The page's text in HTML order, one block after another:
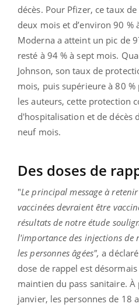
décès. Pour Pfizer, ce taux
deux mois et d’environ 90 %
Moderna a atteint un pic de
resté à 94 % à sept mois.
Johnson, son taux de
mois, puis supérieure à 80
les auteurs, cette protection
d'hospitalisation et de décès
neuf mois.
Des doses de
"Le principal message à
vaccinées devraient être
résultats de notre étude
l'importance des injections
les personnes âgées",a
dose de rappel est
maintien du pass sanitaire.
janvier, les personnes de 18